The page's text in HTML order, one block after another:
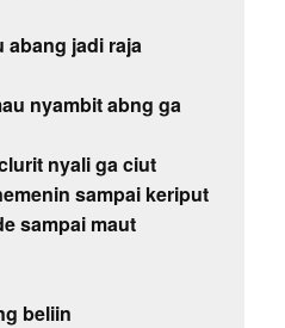
abang jadi raja
nyambit abng ga
nyali ga ciut
sampai keriput
sampai maut
beliin